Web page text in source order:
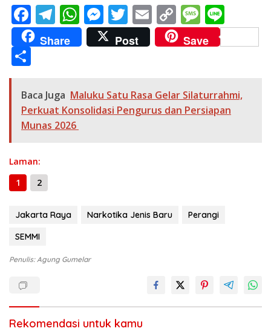
F
ac
e
o
o
k
T
el
e
a
m
W
h
at
A
p
M
e
ss
n
g
T
w
itt
E
m
ai
C
o
p
Li
n
M
e
ss
g
e
n
e
Share Post Save
ar
e
Baca Juga Maluku Satu Rasa Gelar Silaturrahmi,
Perkuat Konsolidasi Pengurus dan Persiapan
Munas 2026
Laman:
1
2
Jakarta Raya Narkotika Jenis Baru
Perangi
SEMMI
Penulis: Agung Gumelar
Rekomendasi untuk kamu